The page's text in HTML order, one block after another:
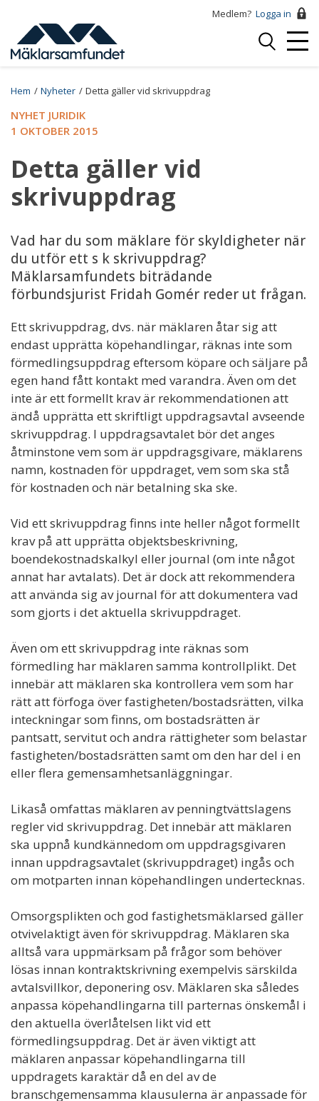
huvudinnehåll
Medlem? Logga in
Logga
Breadcrumb
Hem Nyheter Detta gäller vid skrivuppdrag
NYHET JURIDIK
1 OKTOBER 2015
Detta gäller vid
skrivuppdrag
Vad har du som mäklare för skyldigheter när
du utför ett s k skrivuppdrag?
Mäklarsamfundets biträdande
förbundsjurist Fridah Gomér reder ut frågan.
Ett skrivuppdrag, dvs. när mäklaren åtar sig att
endast upprätta köpehandlingar, räknas inte som
förmedlingsuppdrag eftersom köpare och säljare på
egen hand fått kontakt med varandra. Även om det
inte är ett formellt krav är rekommendationen att
ändå upprätta ett skriftligt uppdragsavtal avseende
skrivuppdrag. I uppdragsavtalet bör det anges
åtminstone vem som är uppdragsgivare, mäklarens
namn, kostnaden för uppdraget, vem som ska stå
för kostnaden och när betalning ska ske.
Vid ett skrivuppdrag finns inte heller något formellt
krav på att upprätta objektsbeskrivning,
boendekostnadskalkyl eller journal (om inte något
annat har avtalats). Det är dock att rekommendera
att använda sig av journal för att dokumentera vad
som gjorts i det aktuella skrivuppdraget.
Även om ett skrivuppdrag inte räknas som
förmedling har mäklaren samma kontrollplikt. Det
innebär att mäklaren ska kontrollera vem som har
rätt att förfoga över fastigheten/bostadsrätten, vilka
inteckningar som finns, om bostadsrätten är
pantsatt, servitut och andra rättigheter som belastar
fastigheten/bostadsrätten samt om den har del i en
eller flera gemensamhetsanläggningar.
Likaså omfattas mäklaren av penningtvättslagens
regler vid skrivuppdrag. Det innebär att mäklaren
ska uppnå kundkännedom om uppdragsgivaren
innan uppdragsavtalet (skrivuppdraget) ingås och
om motparten innan köpehandlingen undertecknas.
Omsorgsplikten och god fastighetsmäklarsed gäller
otvivelaktigt även för skrivuppdrag. Mäklaren ska
alltså vara uppmärksam på frågor som behöver
lösas innan kontraktskrivning exempelvis särskilda
avtalsvillkor, deponering osv. Mäklaren ska således
anpassa köpehandlingarna till parternas önskemål i
den aktuella överlåtelsen likt vid ett
förmedlingsuppdrag. Det är även viktigt att
mäklaren anpassar köpehandlingarna till
uppdragets karaktär då en del av de
branschgemensamma klausulerna är anpassade för